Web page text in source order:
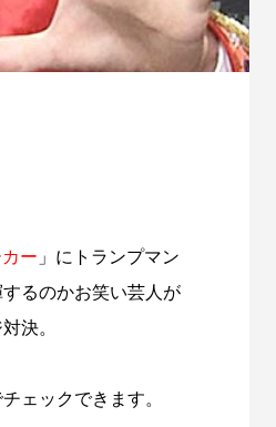
ー 」にトランプマン
るのかお笑い芸人が
決。
ェックできます。